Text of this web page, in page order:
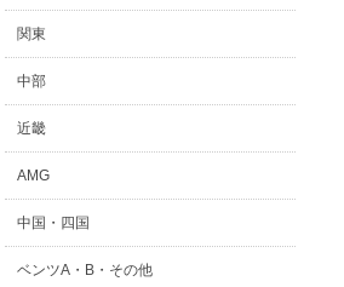
関東
中部
近畿
AMG
中国・四国
ベンツA・B・その他